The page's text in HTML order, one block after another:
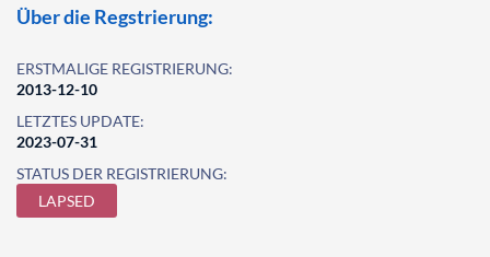
Über die Regstrierung:
ERSTMALIGE REGISTRIERUNG:
2013-12-10
LETZTES UPDATE:
2023-07-31
STATUS DER REGISTRIERUNG:
LAPSED